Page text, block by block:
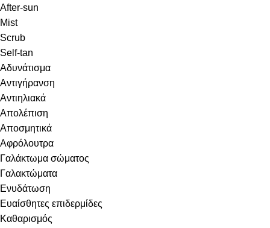
After-sun
Mist
Scrub
Self-tan
Αδυνάτισμα
Αντιγήρανση
Αντιηλιακά
Απολέπιση
Αποσμητικά
Αφρόλουτρα
Γαλάκτωμα σώματος
Γαλακτώματα
Ενυδάτωση
Ευαίσθητες επιδερμίδες
Καθαρισμός